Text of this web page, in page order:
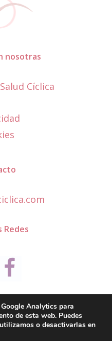
nosotras
Cíclica
Redes
Analytics para
de esta web. Puedes
o desactivarlas en